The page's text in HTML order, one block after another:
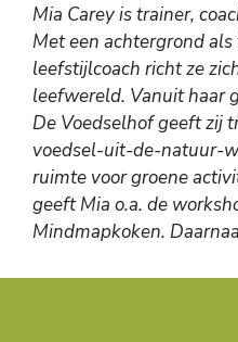
Mia Carey is trainer,
Met een achtergrond
leefstijlcoach richt ze
leefwereld. Vanuit haar
De Voedselhof geeft zij
voedsel-uit-de-natuur-
ruimte voor groene
geeft Mia o.a. de
Mindmapkoken.